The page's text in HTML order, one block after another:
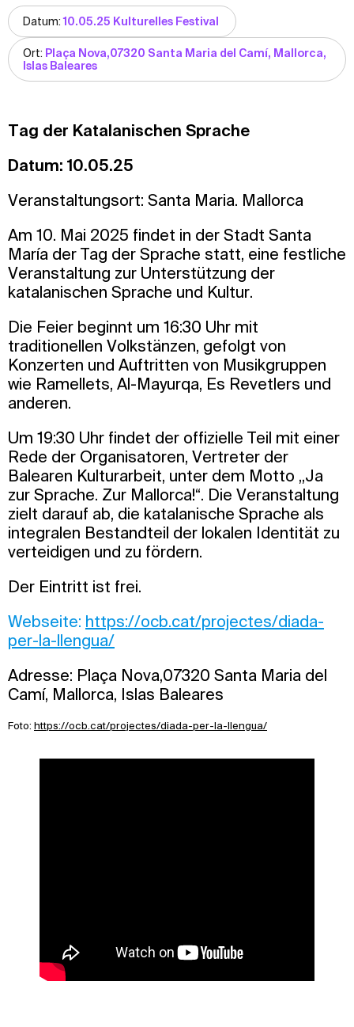
Datum:10.05.25 Kulturelles Festival
Ort: Plaça Nova,07320 Santa Maria del Camí, Mallorca,
Islas Baleares
Tag der Katalanischen Sprache
Datum: 10.05.25
Veranstaltungsort: Santa Maria. Mallorca
Am 10. Mai 2025 findet in der Stadt Santa
María der Tag der Sprache statt, eine festliche
Veranstaltung zur Unterstützung der
katalanischen Sprache und Kultur.
Die Feier beginnt um 16:30 Uhr mit
traditionellen Volkstänzen, gefolgt von
Konzerten und Auftritten von Musikgruppen
wie Ramellets, Al-Mayurqa, Es Revetlers und
anderen.
Um 19:30 Uhr findet der offizielle Teil mit einer
Rede der Organisatoren, Vertreter der
Balearen Kulturarbeit, unter dem Motto „Ja
zur Sprache. Zur Mallorca!“. Die Veranstaltung
zielt darauf ab, die katalanische Sprache als
integralen Bestandteil der lokalen Identität zu
verteidigen und zu fördern.
Der Eintritt ist frei.
Webseite: https://ocb.cat/projectes/diada-
per-la-llengua/
Adresse: Plaça Nova,07320 Santa Maria del
Camí, Mallorca, Islas Baleares
Foto: https://ocb.cat/projectes/diada-per-la-llengua/